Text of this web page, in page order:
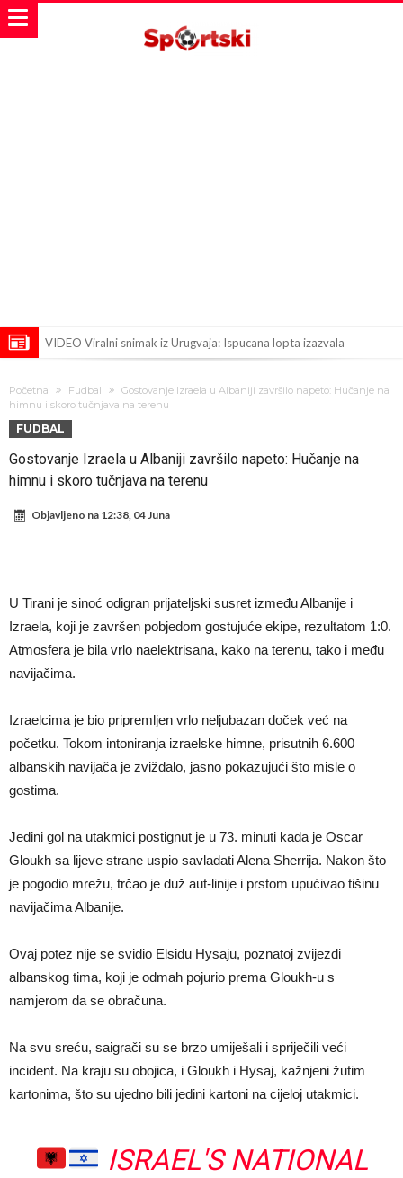
VIDEO Viralni snimak iz Urugvaja: Ispucana lopta izazvala
Španija na nogama, Barcelona i Real u strahu: “Novi Haaland” je
odabrao!
Marciniak objasnio zašto nije isključio Messija: Navijači i stručnjaci su
zaprepašteni njegovim riječima
Milan smanjuje tim
pravila
Početna Fudbal
Gostovanje Izraela u Albaniji završilo napeto: Hučanje na
himnu i skoro tučnjava na terenu
FUDBAL
Gostovanje Izraela u Albaniji završilo napeto: Hučanje na
himnu i skoro tučnjava na terenu
Objavljeno na 12:38, 04 Juna
U Tirani je sinoć odigran prijateljski susret između Albanije i
Izraela, koji je završen pobjedom gostujuće ekipe, rezultatom 1:0.
Atmosfera je bila vrlo naelektrisana, kako na terenu, tako i među
navijačima.
Izraelcima je bio pripremljen vrlo neljubazan doček već na
početku. Tokom intoniranja izraelske himne, prisutnih 6.600
albanskih navijača je zviždalo, jasno pokazujući što misle o
gostima.
Jedini gol na utakmici postignut je u 73. minuti kada je Oscar
Gloukh sa lijeve strane uspio savladati Alena Sherrija. Nakon što
je pogodio mrežu, trčao je duž aut-linije i prstom upućivao tišinu
navijačima Albanije.
Ovaj potez nije se svidio Elsidu Hysaju, poznatoj zvijezdi
albanskog tima, koji je odmah pojurio prema Gloukh-u s
namjerom da se obračuna.
Na svu sreću, saigrači su se brzo umiješali i spriječili veći
incident. Na kraju su obojica, i Gloukh i Hysaj, kažnjeni žutim
kartonima, što su ujedno bili jedini kartoni na cijeloj utakmici.
ISRAEL'S NATIONAL